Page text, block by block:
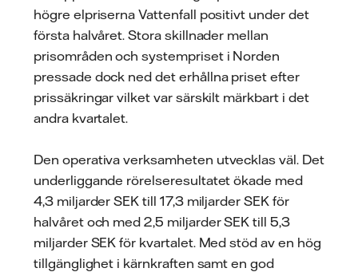
högre elpriserna Vattenfall positivt under det
första halvåret. Stora skillnader mellan
prisområden och systempriset i Norden
pressade dock ned det erhållna priset efter
prissäkringar vilket var särskilt märkbart i det
andra kvartalet.
Den operativa verksamheten utvecklas väl. Det
underliggande rörelseresultatet ökade med
4,3 miljarder SEK till 17,3 miljarder SEK för
halvåret och med 2,5 miljarder SEK till 5,3
miljarder SEK för kvartalet. Med stöd av en hög
tillgänglighet i kärnkraften samt en god